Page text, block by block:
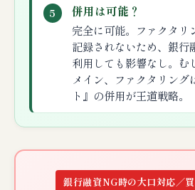
5 併用は可能？
完全に可能。ファクタリ
記録されないため、銀行
利用しても影響なし。む
メイン、ファクタリング
ト』の併用が王道戦略。
銀行融資NG時の大口対応／